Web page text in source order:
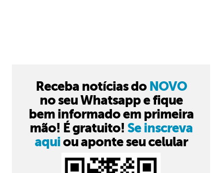
Receba notícias do NOVO
no seu Whatsapp e fique
bem informado em primeira
mão! É gratuito! Se inscreva
aquiou aponte seu celular